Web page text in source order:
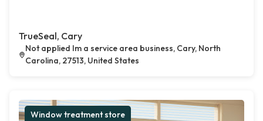
TrueSeal, Cary
Not applied Im a service area business, Cary, North
Carolina, 27513, United States
Window treatment store